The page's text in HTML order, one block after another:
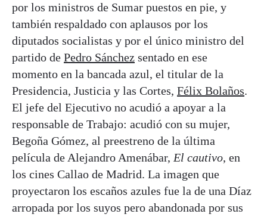
por los ministros de Sumar puestos en pie, y
también respaldado con aplausos por los
diputados socialistas y por el único ministro del
partido de Pedro Sánchez sentado en ese
momento en la bancada azul, el titular de la
Presidencia, Justicia y las Cortes, Félix Bolaños.
El jefe del Ejecutivo no acudió a apoyar a la
responsable de Trabajo: acudió con su mujer,
Begoña Gómez, al preestreno de la última
película de Alejandro Amenábar, El cautivo, en
los cines Callao de Madrid. La imagen que
proyectaron los escaños azules fue la de una Díaz
arropada por los suyos pero abandonada por sus